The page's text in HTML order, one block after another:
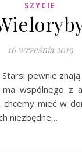
SZYCIE
16 września 2019
wspólnego z
mieć w
niezbędne…